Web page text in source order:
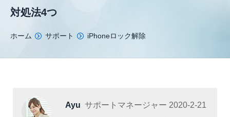
対処法4つ
You are here:
ホーム サポート iPhoneロック解除
Ayu サポートマネージャー 2020-2-21